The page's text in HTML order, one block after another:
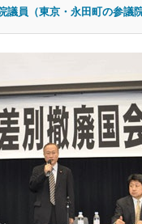
議員（東京・永田町の参議